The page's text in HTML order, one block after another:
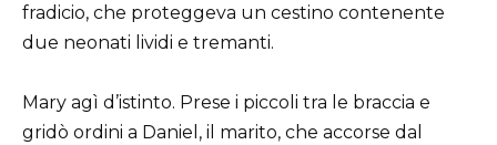
fradicio, che proteggeva un cestino contenente
due neonati lividi e tremanti.
Mary agì d’istinto. Prese i piccoli tra le braccia e
gridò ordini a Daniel, il marito, che accorse dal